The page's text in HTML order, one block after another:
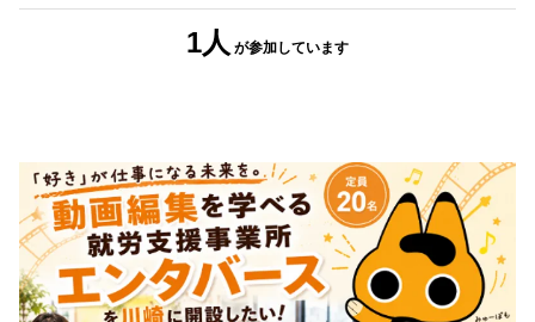
1人 が参加しています